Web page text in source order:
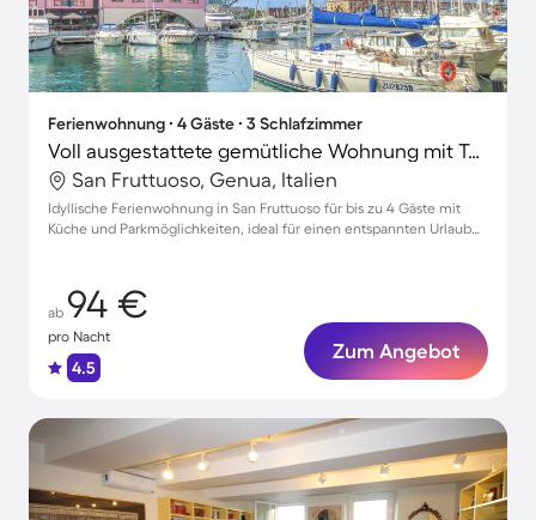
Ferienwohnung ∙ 4 Gäste ∙ 3 Schlafzimmer
Voll ausgestattete gemütliche Wohnung mit Terrasse | Hunde erlaubt
San Fruttuoso, Genua, Italien
Idyllische Ferienwohnung in San Fruttuoso für bis zu 4 Gäste mit
Küche und Parkmöglichkeiten, ideal für einen entspannten Urlaub
ab 94 €
pro Nacht
4.5
Zum Angebot